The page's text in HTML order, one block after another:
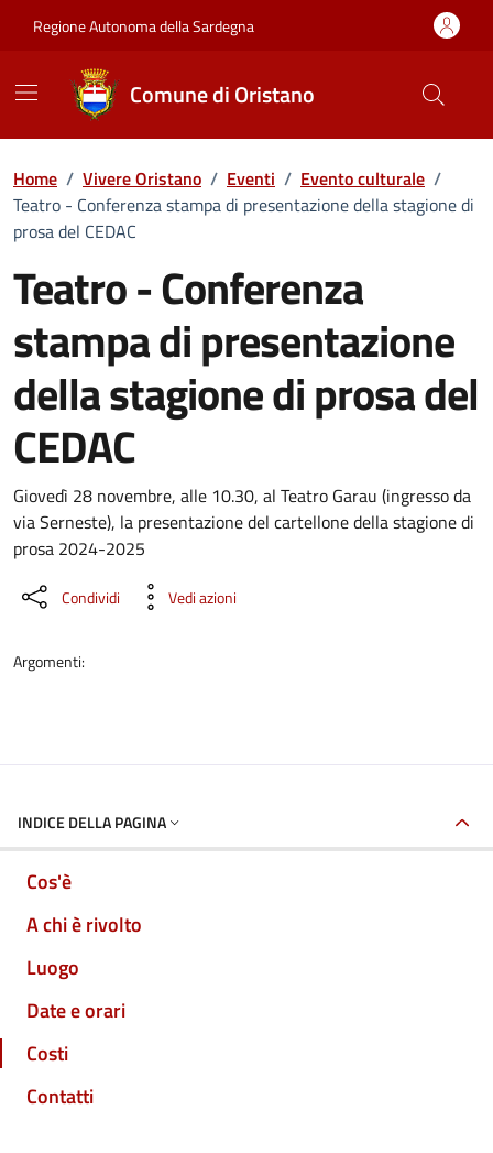
Regione Autonoma della Sardegna
Comune di Oristano
Home / Vivere Oristano / Eventi / Evento culturale /
Teatro - Conferenza stampa di presentazione della stagione di
prosa del CEDAC
Teatro - Conferenza
stampa di presentazione
della stagione di prosa del
CEDAC
Dettaglio dell'evento
Giovedì 28 novembre, alle 10.30, al Teatro Garau (ingresso da
via Serneste), la presentazione del cartellone della stagione di
prosa 2024-2025
Condividi Vedi azioni
Argomenti:
INDICE DELLA PAGINA
Cos'è
A chi è rivolto
Luogo
Date e orari
Costi
Contatti